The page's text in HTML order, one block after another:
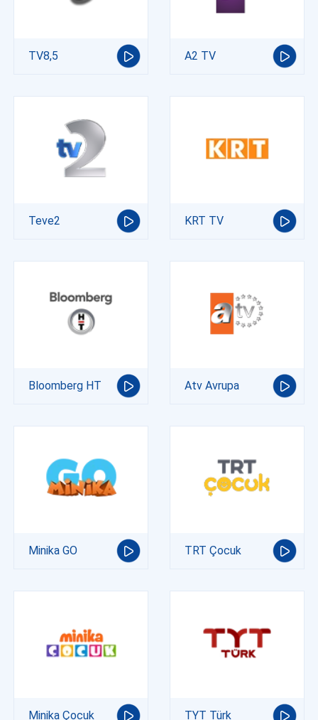
TV8,5 A2 TV
Teve2 KRT TV
Bloomberg HT Atv Avrupa
Minika GO TRT Çocuk
Minika Çocuk TYT Türk